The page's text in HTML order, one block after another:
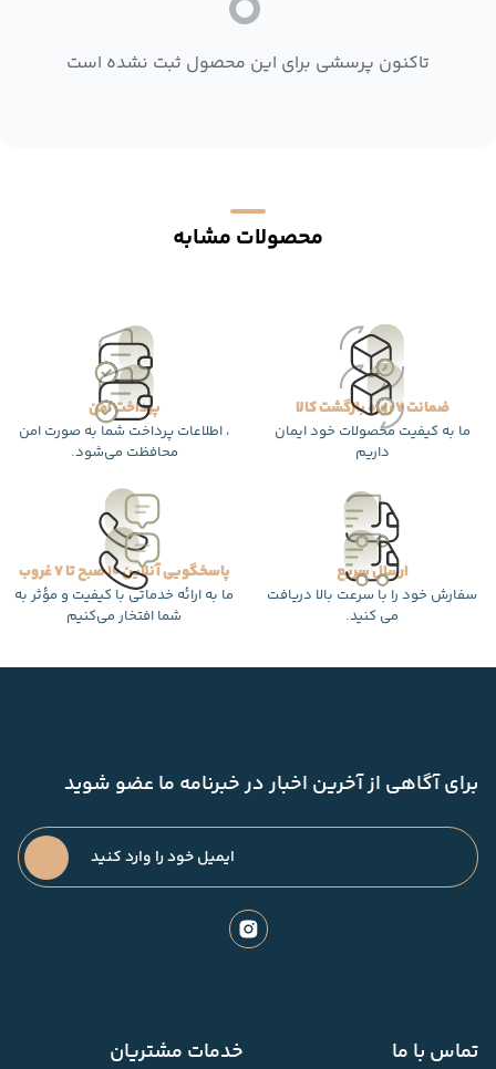
تاکنون پرسشی برای این محصول ثبت نشده است
محصولات مشابه
ضمانت 7 روزه بازگشت کالا
ما به کیفیت محصولات خود ایمان
داریم
پرداخت امن
، اطلاعات پرداخت شما به صورت امن
محافظت می‌شود.
ارسال سریع
سفارش خود را با سرعت بالا دریافت
می کنید.
پاسخگویی آنلاین 10 صبح تا 7 غروب
ما به ارائه خدماتی با کیفیت و مؤثر به
شما افتخار می‌کنیم
برای آگاهی از آخرین اخبار در خبرنامه ما عضو شوید
تماس با ما خدمات مشتریان